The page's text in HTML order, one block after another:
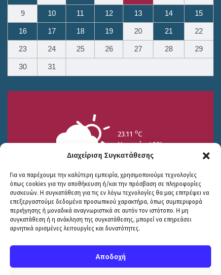
Διαχείριση Συγκατάθεσης
Για να παρέχουμε την καλύτερη εμπειρία, χρησιμοποιούμε τεχνολογίες
όπως cookies για την αποθήκευση ή/και την πρόσβαση σε πληροφορίες
συσκευών. Η συγκατάθεση για τις εν λόγω τεχνολογίες θα μας επιτρέψει να
επεξεργαστούμε δεδομένα προσωπικού χαρακτήρα, όπως συμπεριφορά
περιήγησης ή μοναδικά αναγνωριστικά σε αυτόν τον ιστότοπο. Η μη
συγκατάθεση ή η ανάκληση της συγκατάθεσης, μπορεί να επηρεάσει
αρνητικά ορισμένες λειτουργίες και δυνατότητες.
Αποδοχή
9 10 11 12 13 14 15
16 17 18 19 20 21 22
23 24 25 26 27 28 29
30 31
23.11 oC
Υγρασία 49%
25/7
15.73 oC
26/7
17.99oC
27/7
20.94oC
© COPYRIGHT ΔΗΜΟΣ ΣΟΥΛΙΟΥ 2026
ΕΓΚΡΙΤΟΣ GROUP